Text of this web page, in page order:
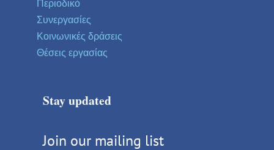
Περιοδικό
Συνεργασίες
Κοινωνικές δράσεις
Θέσεις εργασίας
Stay updated
Join our mailing list